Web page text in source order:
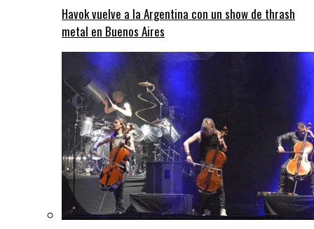
Havok vuelve a la Argentina con un show de thrash
metal en Buenos Aires